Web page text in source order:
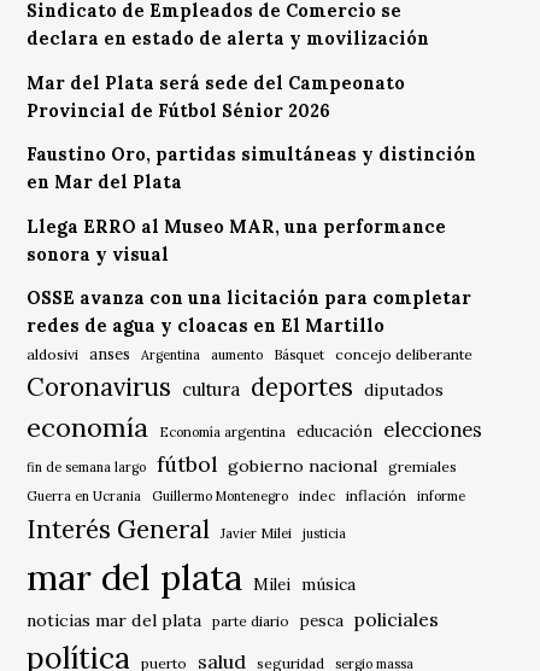
Sindicato de Empleados de Comercio se
declara en estado de alerta y movilización
Mar del Plata será sede del Campeonato
Provincial de Fútbol Sénior 2026
Faustino Oro, partidas simultáneas y distinción
en Mar del Plata
Llega ERRO al Museo MAR, una performance
sonora y visual
OSSE avanza con una licitación para completar
redes de agua y cloacas en El Martillo
aldosivi anses Argentina aumento Básquet concejo deliberante
Coronavirus cultura deportes diputados
economía Economía argentina educación elecciones
fin de semana largo fútbol gobierno nacional gremiales
Guerra en Ucrania Guillermo Montenegro indec inflación informe
Interés General Javier Milei justicia
mar del plata Milei música
noticias mar del plata
parte diario pesca policiales
política puerto salud seguridad sergio massa